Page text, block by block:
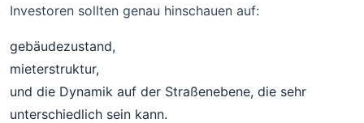
Investoren sollten genau hinschauen auf:
gebäudezustand,
mieterstruktur,
und die Dynamik auf der Straßenebene, die sehr
unterschiedlich sein kann.